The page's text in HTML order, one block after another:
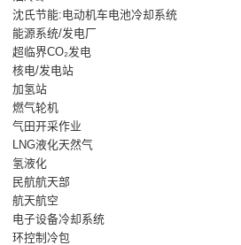
沈氏节能:电动机车电池冷却系统
能源系统/发电厂
超临界CO₂发电
核电/发电站
加氢站
燃气轮机
气田开采作业
LNG液化天然气
氢液化
民航航天部
航天航空
电子设备冷却系统
环控制冷包